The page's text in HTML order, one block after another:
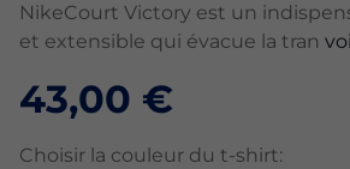
NikeCourt Victory est un
et extensible qui évacue la tran
43,00 €
Choisir la couleur du t-shirt: